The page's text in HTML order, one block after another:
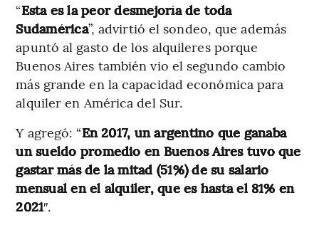
“Esta es la peor desmejoría de toda
Sudamérica”, advirtió el sondeo, que además
apuntó al gasto de los alquileres porque
Buenos Aires también vio el segundo cambio
más grande en la capacidad económica para
alquiler en América del Sur.
Y agregó: “En 2017, un argentino que ganaba
un sueldo promedio en Buenos Aires tuvo que
gastar más de la mitad (51%) de su salario
mensual en el alquiler, que es hasta el 81% en
2021″.